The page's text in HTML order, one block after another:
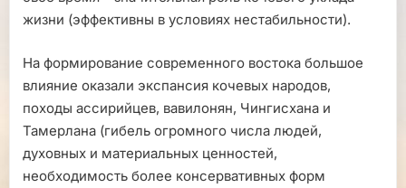
жизни (эффективны в условиях нестабильности).
На формирование современного востока большое
влияние оказали экспансия кочевых народов,
походы ассирийцев, вавилонян, Чингисхана и
Тамерлана (гибель огромного числа людей,
духовных и материальных ценностей,
необходимость более консервативных форм